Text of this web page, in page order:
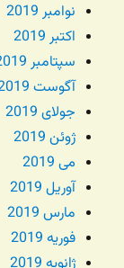
نوامبر 2019
اکتبر 2019
سپتامبر 2019
آگوست 2019
جولای 2019
ژوئن 2019
می 2019
آوریل 2019
مارس 2019
فوریه 2019